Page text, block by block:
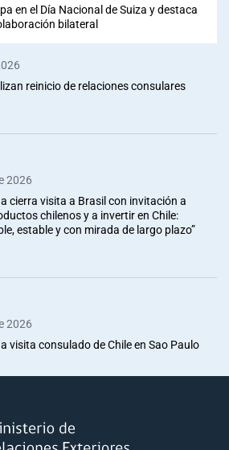
en el Día Nacional de Suiza y destaca
bilateral
reinicio de relaciones consulares
2026
cierra visita a Brasil con invitación a
chilenos y a invertir en Chile:
estable y con mirada de largo plazo”
2026
visita consulado de Chile en Sao Paulo